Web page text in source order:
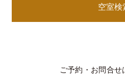
空室検
ご予約・お問合せ